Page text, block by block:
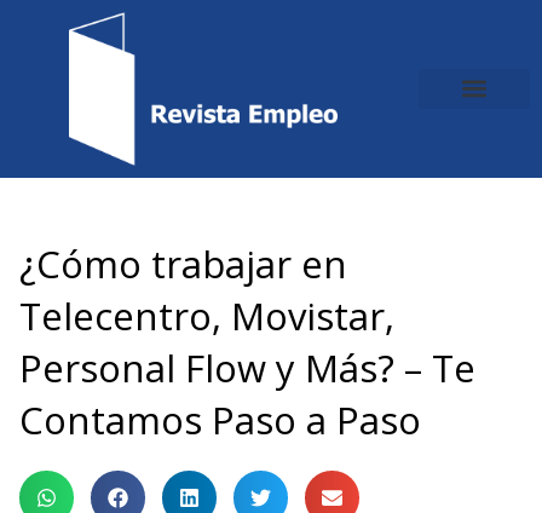
¿Cómo trabajar en
Telecentro, Movistar,
Personal Flow y Más? – Te
Contamos Paso a Paso